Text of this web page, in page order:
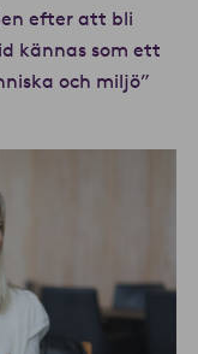
efter att bli
kännas som ett
och miljö”